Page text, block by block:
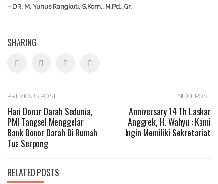
– DR. M. Yunus Rangkuti, S.Kom., M.Pd., Gr.
SHARING
Post
navigation
PREVIOUS POST
Hari Donor Darah Sedunia,
PMI Tangsel Menggelar
Bank Donor Darah Di Rumah
Tua Serpong
NEXT POST
Anniversary 14 Th Laskar
Anggrek, H. Wahyu : Kami
Ingin Memiliki Sekretariat
RELATED POSTS